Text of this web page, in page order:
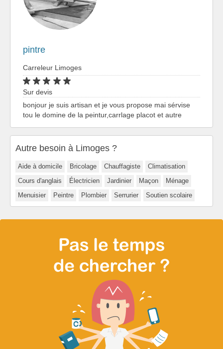
pintre
Carreleur Limoges
Sur devis
bonjour je suis artisan et je vous propose mai sérvise
tou le domine de la peintur,carrlage placot et autre
Autre besoin à Limoges ?
Aide à domicile Bricolage Chauffagiste
Climatisation
Cours d'anglais
Électricien Jardinier Maçon
Ménage
Menuisier
Peintre Plombier Serrurier Soutien scolaire